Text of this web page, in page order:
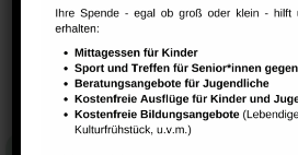
Die Nähbienen